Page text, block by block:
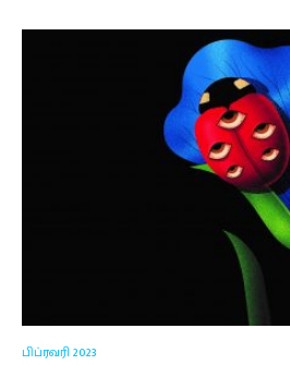
பிப்ரவரி 2023